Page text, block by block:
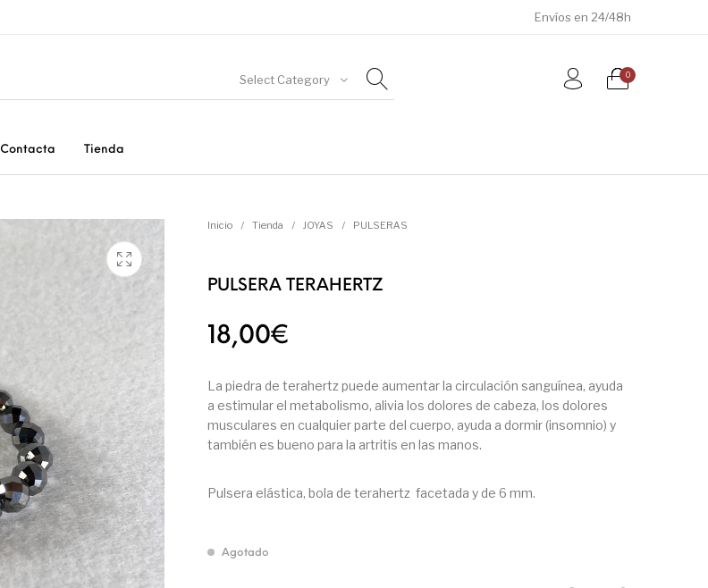
Envíos en 24/48h
Select Category 0
Contacta Tienda
CONSUMO
Inicio / Tienda / JOYAS / PULSERAS
PULSERA TERAHERTZ
18,00€
La piedra de terahertz puede aumentar la circulación sanguínea, ayuda
a estimular el metabolismo, alivia los dolores de cabeza, los dolores
musculares en cualquier parte del cuerpo, ayuda a dormir (insomnio) y
también es bueno para la artritis en las manos.
Pulsera elástica, bola de terahertz facetada y de 6 mm.
Agotado